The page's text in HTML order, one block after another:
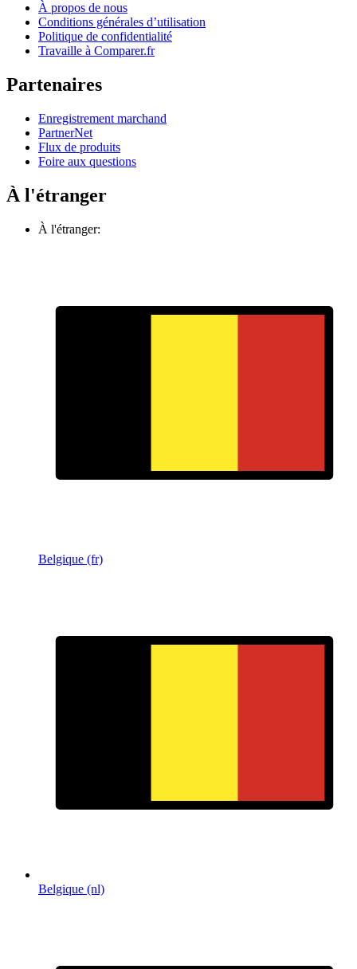
À propos de nous
Conditions générales d’utilisation
Politique de confidentialité
Travaille à Comparer.fr
Partenaires
Enregistrement marchand
PartnerNet
Flux de produits
Foire aux questions
À l'étranger
À l'étranger:
Belgique (fr)
Belgique (nl)